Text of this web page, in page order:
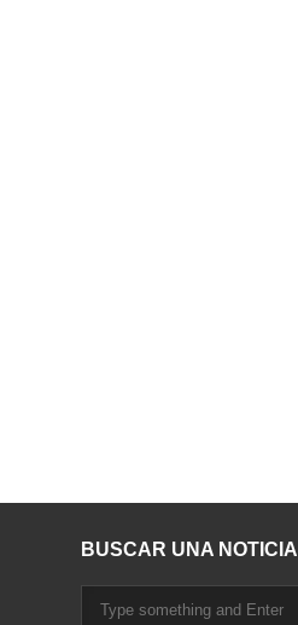
BUSCAR UNA NOTICIA